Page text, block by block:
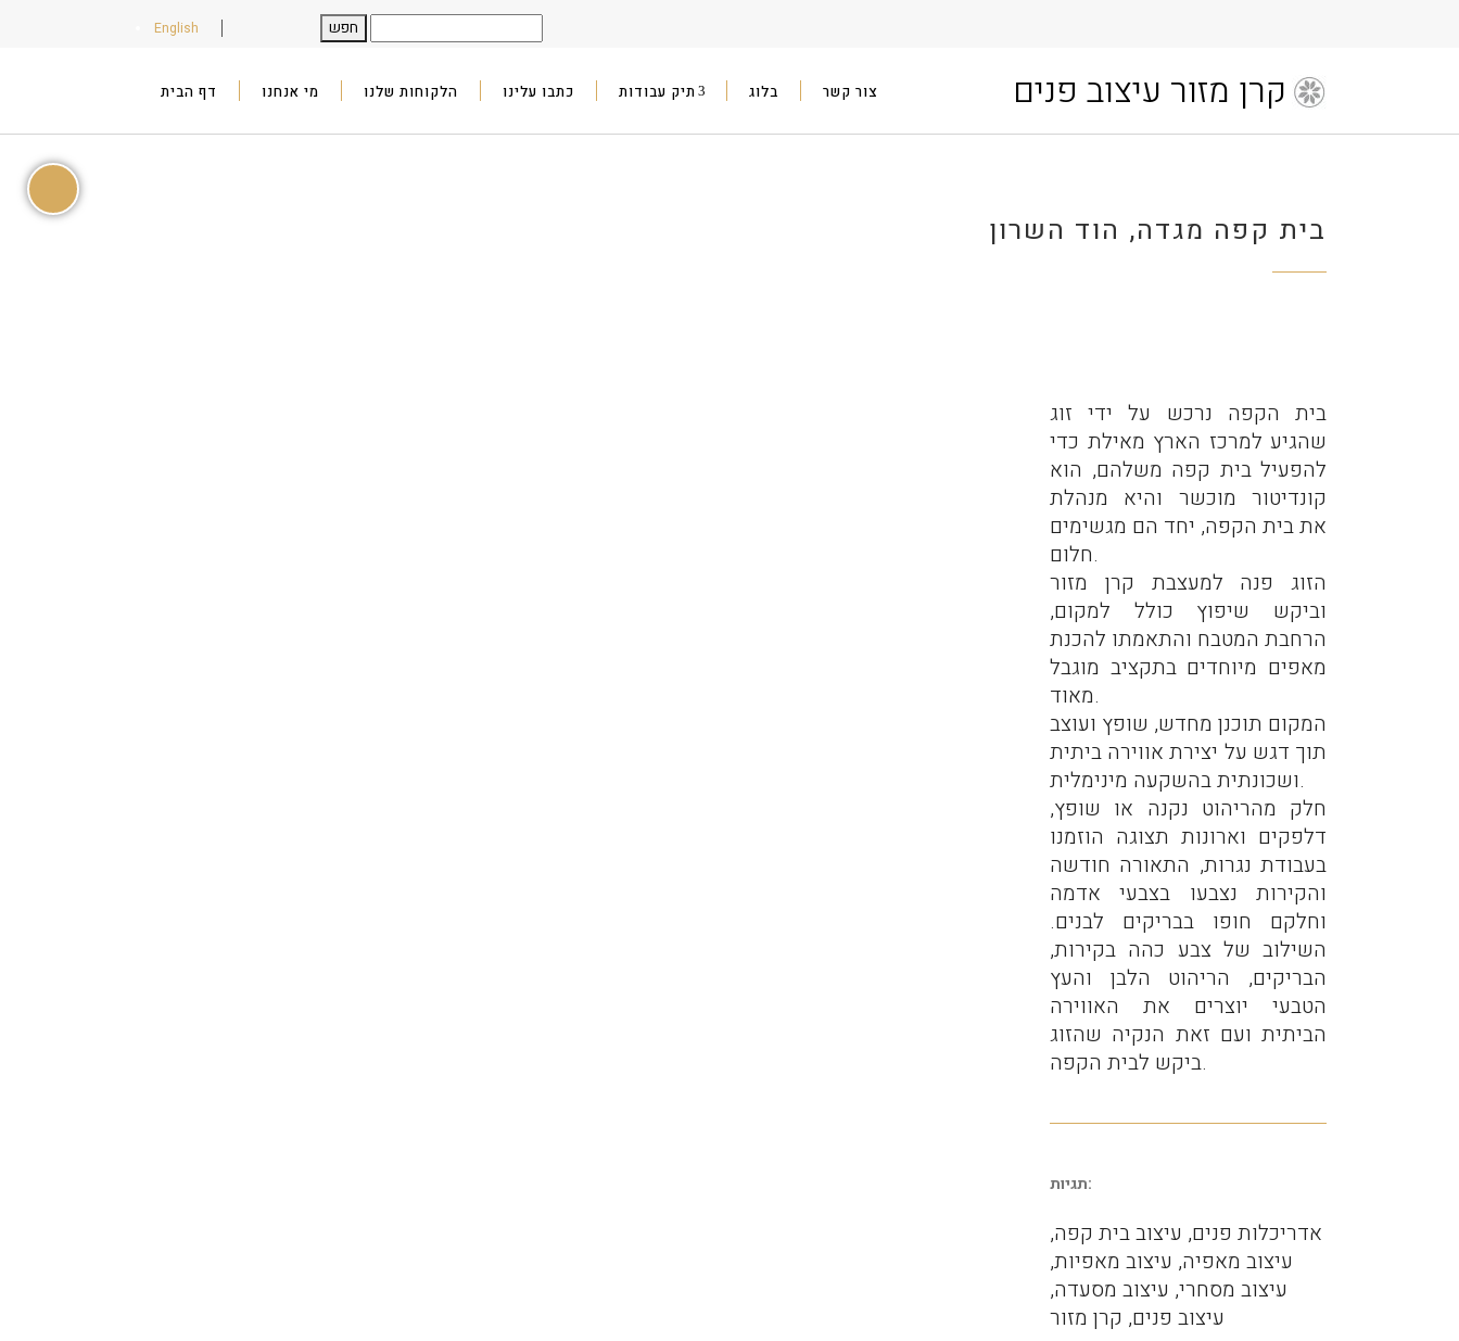
English
קרן מזור עיצוב פנים דף הבית מי אנחנו הלקוחות שלנו כתבו עלינו תיק עבודות בלוג צור קשר
בית קפה מגדה, הוד השרון
בית הקפה נרכש על ידי זוג
שהגיע למרכז הארץ מאילת כדי
להפעיל בית קפה משלהם, הוא
קונדיטור מוכשר והיא מנהלת
את בית הקפה, יחד הם מגשימים
חלום.
הזוג פנה למעצבת קרן מזור
וביקש שיפוץ כולל למקום,
הרחבת המטבח והתאמתו להכנת
מאפים מיוחדים בתקציב מוגבל
מאוד.
המקום תוכנן מחדש, שופץ ועוצב
תוך דגש על יצירת אווירה ביתית
ושכונתית בהשקעה מינימלית.
חלק מהריהוט נקנה או שופץ,
דלפקים וארונות תצוגה הוזמנו
בעבודת נגרות, התאורה חודשה
והקירות נצבעו בצבעי אדמה
וחלקם חופו בבריקים לבנים.
השילוב של צבע כהה בקירות,
הבריקים, הריהוט הלבן והעץ
הטבעי יוצרים את האווירה
הביתית ועם זאת הנקיה שהזוג
ביקש לבית הקפה.
תגיות:
אדריכלות פנים, עיצוב בית קפה,
עיצוב מאפיה, עיצוב מאפיות,
עיצוב מסחרי, עיצוב מסעדה,
עיצוב פנים, קרן מזור